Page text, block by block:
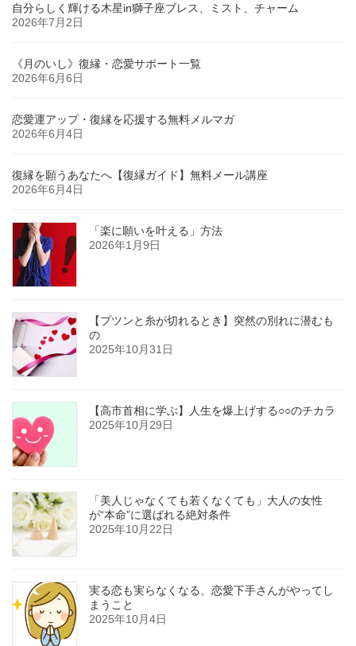
自分らしく輝ける木星in獅子座ブレス、ミスト、チャーム
2026年7月2日
《月のいし》復縁・恋愛サポート一覧
2026年6月6日
恋愛運アップ・復縁を応援する無料メルマガ
2026年6月4日
復縁を願うあなたへ【復縁ガイド】無料メール講座
2026年6月4日
「楽に願いを叶える」方法
2026年1月9日
【プツンと糸が切れるとき】突然の別れに潜むも
の
2025年10月31日
【高市首相に学ぶ】人生を爆上げする○○のチカラ
2025年10月29日
「美人じゃなくても若くなくても」大人の女性
が“本命”に選ばれる絶対条件
2025年10月22日
実る恋も実らなくなる、恋愛下手さんがやってし
まうこと
2025年10月4日